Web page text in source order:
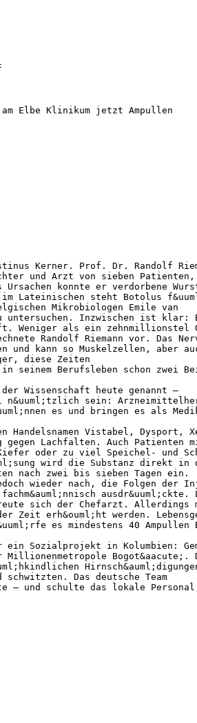
Elbe Klinikum jetzt Ampullen
Kerner. Prof. Dr. Randolf
und Arzt von sieben
konnte er verdorbene
(im Lateinischen steht Botolus
Mikrobiologen Emile van
untersuchen. Inzwischen ist klar:
Weniger als ein zehnmillionstel
Randolf Riemann vor. Das
und kann so Muskelzellen, aber
diese Zeiten
seinem Berufsleben schon zwei
Wissenschaft heute genannt –
n&uuml;tzlich sein:
es und bringen es als
Vistabel, Dysport,
gegen Lachfalten. Auch Patienten
Kiefer oder zu viel Speichel- und
wird die Substanz direkt in
nach zwei bis sieben Tagen ein.
wieder nach, die Folgen der
sich der Chefarzt. Allerdings
Zeit erh&ouml;ht werden.
es mindestens 40 Ampullen
Sozialprojekt in Kolumbien:
Millionenmetropole
schwitzten. Das deutsche Team
– und schulte das lokale